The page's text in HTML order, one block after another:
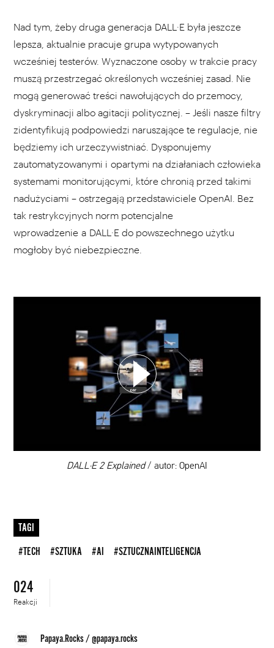
Nad tym, żeby druga generacja DALL·E była jeszcze
lepsza, aktualnie pracuje grupa wytypowanych
wcześniej testerów. Wyznaczone osoby w trakcie pracy
muszą przestrzegać określonych wcześniej zasad. Nie
mogą generować treści nawołujących do przemocy,
dyskryminacji albo agitacji politycznej. – Jeśli nasze filtry
zidentyfikują podpowiedzi naruszające te regulacje, nie
będziemy ich urzeczywistniać. Dysponujemy
zautomatyzowanymi i opartymi na działaniach człowieka
systemami monitorującymi, które chronią przed takimi
nadużyciami – ostrzegają przedstawiciele OpenAI. Bez
tak restrykcyjnych norm potencjalne
wprowadzenie a DALL·E do powszechnego użytku
mogłoby być niebezpieczne.
00:00DALL·E 2 Explained/ autor: OpenAI
WYBIERZ SWOJĄ PLAYLISTĘ
DODAJ TEN FILM DO PLAYLISTY
TAGI
#TECH #SZTUKA #AI #SZTUCZNAINTELIGENCJA
024
Reakcji
Papaya.Rocks /@papaya.rocks